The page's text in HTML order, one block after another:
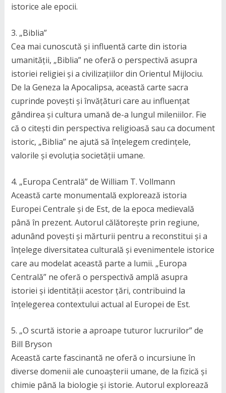
istorice ale epocii.
3. „Biblia”
Cea mai cunoscută și influentă carte din istoria
umanității, „Biblia” ne oferă o perspectivă asupra
istoriei religiei și a civilizațiilor din Orientul Mijlociu.
De la Geneza la Apocalipsa, această carte sacra
cuprinde povești și învățături care au influențat
gândirea și cultura umană de-a lungul mileniilor. Fie
că o citești din perspectiva religioasă sau ca document
istoric, „Biblia” ne ajută să înțelegem credințele,
valorile și evoluția societății umane.
4. „Europa Centrală” de William T. Vollmann
Această carte monumentală explorează istoria
Europei Centrale și de Est, de la epoca medievală
până în prezent. Autorul călătorește prin regiune,
adunând povești și mărturii pentru a reconstitui și a
înțelege diversitatea culturală și evenimentele istorice
care au modelat această parte a lumii. „Europa
Centrală” ne oferă o perspectivă amplă asupra
istoriei și identității acestor țări, contribuind la
înțelegerea contextului actual al Europei de Est.
5. „O scurtă istorie a aproape tuturor lucrurilor” de
Bill Bryson
Această carte fascinantă ne oferă o incursiune în
diverse domenii ale cunoașterii umane, de la fizică și
chimie până la biologie și istorie. Autorul explorează